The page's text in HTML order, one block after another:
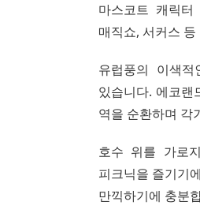
마스코트 캐릭
매직쇼, 서커스
유럽풍의 이색
있습니다. 에코
역을 순환하며 각
호수 위를 가로
피크닉을 즐기기
만끽하기에 충분